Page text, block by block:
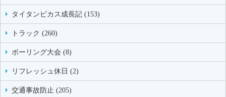
タイタンビカス成長記 (153)
トラック (260)
ボーリング大会 (8)
リフレッシュ休日 (2)
交通事故防止 (205)